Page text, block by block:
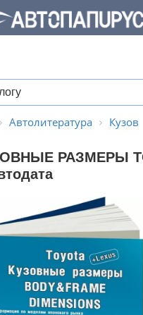
Автолитература Кузов
РАЗМЕРЫ